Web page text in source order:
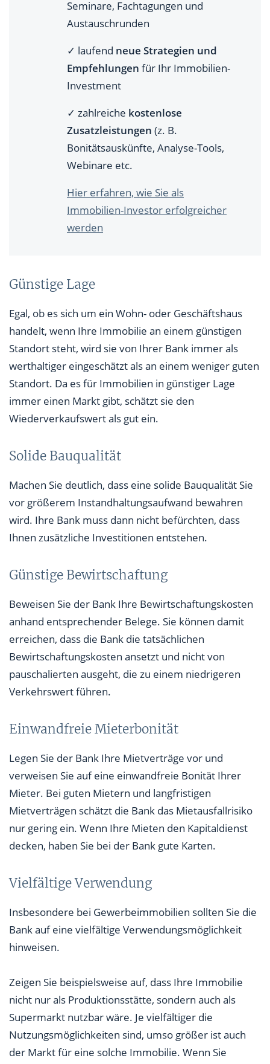
Seminare, Fachtagungen und
Austauschrunden
✓ laufend neue Strategien und
Empfehlungen für Ihr Immobilien-
Investment
✓ zahlreiche kostenlose
Zusatzleistungen (z. B.
Bonitätsauskünfte, Analyse-Tools,
Webinare etc.
Hier erfahren, wie Sie als
Immobilien-Investor erfolgreicher
werden
Günstige Lage
Egal, ob es sich um ein Wohn- oder Geschäftshaus
handelt, wenn Ihre Immobilie an einem günstigen
Standort steht, wird sie von Ihrer Bank immer als
werthaltiger eingeschätzt als an einem weniger guten
Standort. Da es für Immobilien in günstiger Lage
immer einen Markt gibt, schätzt sie den
Wiederverkaufswert als gut ein.
Solide Bauqualität
Machen Sie deutlich, dass eine solide Bauqualität Sie
vor größerem Instandhaltungsaufwand bewahren
wird. Ihre Bank muss dann nicht befürchten, dass
Ihnen zusätzliche Investitionen entstehen.
Günstige Bewirtschaftung
Beweisen Sie der Bank Ihre Bewirtschaftungskosten
anhand entsprechender Belege. Sie können damit
erreichen, dass die Bank die tatsächlichen
Bewirtschaftungskosten ansetzt und nicht von
pauschalierten ausgeht, die zu einem niedrigeren
Verkehrswert führen.
Einwandfreie Mieterbonität
Legen Sie der Bank Ihre Mietverträge vor und
verweisen Sie auf eine einwandfreie Bonität Ihrer
Mieter. Bei guten Mietern und langfristigen
Mietverträgen schätzt die Bank das Mietausfallrisiko
nur gering ein. Wenn Ihre Mieten den Kapitaldienst
decken, haben Sie bei der Bank gute Karten.
Vielfältige Verwendung
Insbesondere bei Gewerbeimmobilien sollten Sie die
Bank auf eine vielfältige Verwendungsmöglichkeit
hinweisen.
Zeigen Sie beispielsweise auf, dass Ihre Immobilie
nicht nur als Produktionsstätte, sondern auch als
Supermarkt nutzbar wäre. Je vielfältiger die
Nutzungsmöglichkeiten sind, umso größer ist auch
der Markt für eine solche Immobilie. Wenn Sie